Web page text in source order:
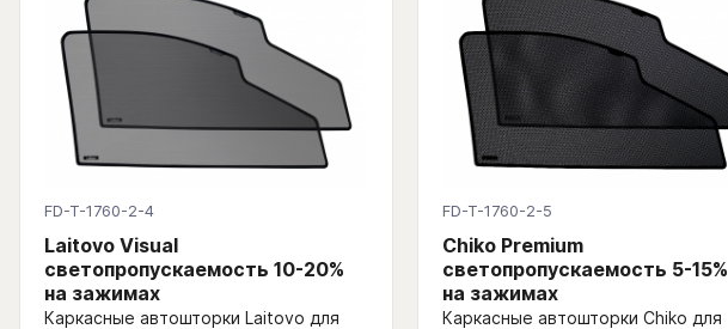
FD-T-1760-2-4
Laitovo Visual
светопропускаемость 10-20%
на зажимах
Каркасные автошторки Laitovo для
FD-T-1760-2-5
Chiko Premium
светопропускаемость 5-15%
на зажимах
Каркасные автошторки Chiko для